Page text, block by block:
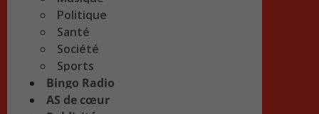
Politique
Santé
Société
Sports
Bingo Radio
AS de cœur